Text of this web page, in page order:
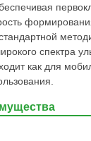
спектра
как для